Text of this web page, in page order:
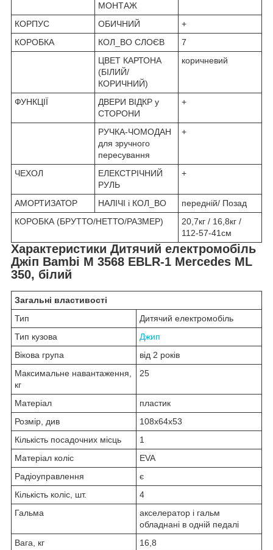
МОНТАЖ
КОРПУС ОБИЧНИЙ
+
КОРОБКА
КОЛ_ВО СЛОЄВ
7
ЦВЕТ КАРТОНА
(БІЛИЙ/
КОРИЧНИЙ)
коричневий
ФУНКЦІЇ
ДВЕРИ ВІДКР у
СТОРОНИ
+
РУЧКА-ЧОМОДАН
для зручного
пересування
+
ЧЕХОЛ
ЕЛЕКСТРІЧНИЙ
РУЛЬ
+
АМОРТИЗАТОР НАЛІЧІ і КОЛ_ВО
передній/ Позад
КОРОБКА (БРУТТО/НЕТТО/РАЗМЕР)
20,7кг / 16,8кг /
112-57-41см
Характеристики Дитячий електромобіль
Джіп Bambi M 3568 EBLR-1 Mercedes ML
350, білий
Загальні властивості
Тип
Дитячий електромобіль
Тип кузова
Джип
Вікова група
від 2 років
Максимальне навантаження,
кг
25
Матеріал
пластик
Розмір, див
108х64х53
Кількість посадочних місць
1
Матеріал коліс
EVA
Радіоуправлення
є
Кількість коліс, шт.
4
Гальма
акселератор і гальм
обладнані в одній педалі
Вага, кг
16,8